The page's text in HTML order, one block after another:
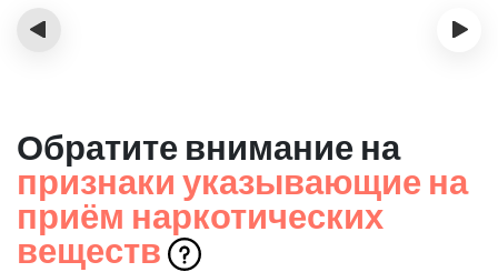
‹ ›
Обратите внимание на
признаки указывающие на
приём наркотических
веществ